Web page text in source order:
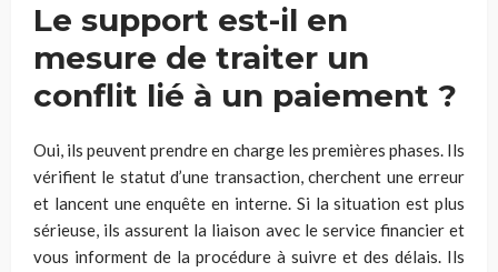
Le support est-il en
mesure de traiter un
conflit lié à un paiement ?
Oui, ils peuvent prendre en charge les premières phases. Ils
vérifient le statut d’une transaction, cherchent une erreur
et lancent une enquête en interne. Si la situation est plus
sérieuse, ils assurent la liaison avec le service financier et
vous informent de la procédure à suivre et des délais. Ils